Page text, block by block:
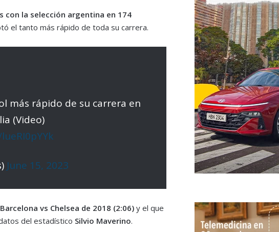
con la selección argentina en 174
el tanto más rápido de toda su carrera.
más rápido de su carrera en
(Video)
June 15, 2023
Barcelona vs Chelsea de 2018 (2:06)y el que
del estadístico Silvio Maverino.